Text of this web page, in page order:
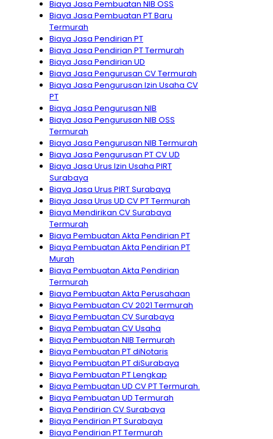
Biaya Jasa Pembuatan NIB OSS
Biaya Jasa Pembuatan PT Baru
Termurah
Biaya Jasa Pendirian PT
Biaya Jasa Pendirian PT Termurah
Biaya Jasa Pendirian UD
Biaya Jasa Pengurusan CV Termurah
Biaya Jasa Pengurusan Izin Usaha CV
PT
Biaya Jasa Pengurusan NIB
Biaya Jasa Pengurusan NIB OSS
Termurah
Biaya Jasa Pengurusan NIB Termurah
Biaya Jasa Pengurusan PT CV UD
Biaya Jasa Urus Izin Usaha PIRT
Surabaya
Biaya Jasa Urus PIRT Surabaya
Biaya Jasa Urus UD CV PT Termurah
Biaya Mendirikan CV Surabaya
Termurah
Biaya Pembuatan Akta Pendirian PT
Biaya Pembuatan Akta Pendirian PT
Murah
Biaya Pembuatan Akta Pendirian
Termurah
Biaya Pembuatan Akta Perusahaan
Biaya Pembuatan CV 2021 Termurah
Biaya Pembuatan CV Surabaya
Biaya Pembuatan CV Usaha
Biaya Pembuatan NIB Termurah
Biaya Pembuatan PT diNotaris
Biaya Pembuatan PT diSurabaya
Biaya Pembuatan PT Lengkap
Biaya Pembuatan UD CV PT Termurah.
Biaya Pembuatan UD Termurah
Biaya Pendirian CV Surabaya
Biaya Pendirian PT Surabaya
Biaya Pendirian PT Termurah